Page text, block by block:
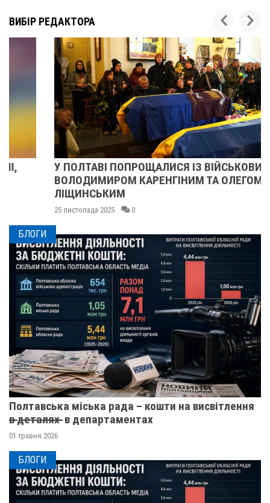
ВИБІР РЕДАКТОРА
У ПОЛТАВІ ПОПРОЩАЛИСЯ ІЗ ВІЙСЬКОВИМИ
ВОЛОДИМИРОМ КАРЕНГІНИМ ТА ОЛЕГОМ
ЛІЩИНСЬКИМ
25 листопада 2025 0
БЛОГИ
Полтавська міська рада – кошти на висвітлення
в̶ ̶д̶е̶т̶а̶л̶я̶х̶ ̶ в департаментах
01 травня 2026
БЛОГИ